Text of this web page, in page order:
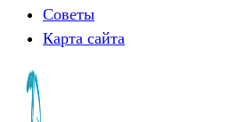
Советы
Карта сайта